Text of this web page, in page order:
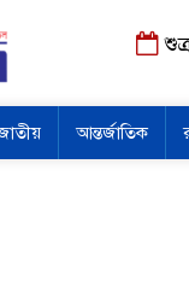
আন্তর্জাতিক